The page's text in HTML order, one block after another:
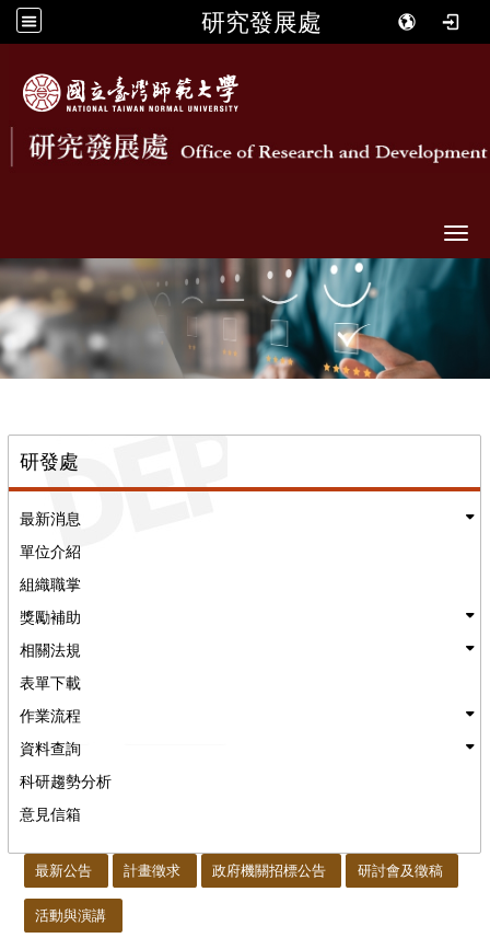
研究發展處
研發處
最新消息
單位介紹
組織職掌
獎勵補助
相關法規
表單下載
作業流程
資料查詢
科研趨勢分析
意見信箱
最新公告 計畫徵求 政府機關招標公告 研討會及徵稿
活動與演講